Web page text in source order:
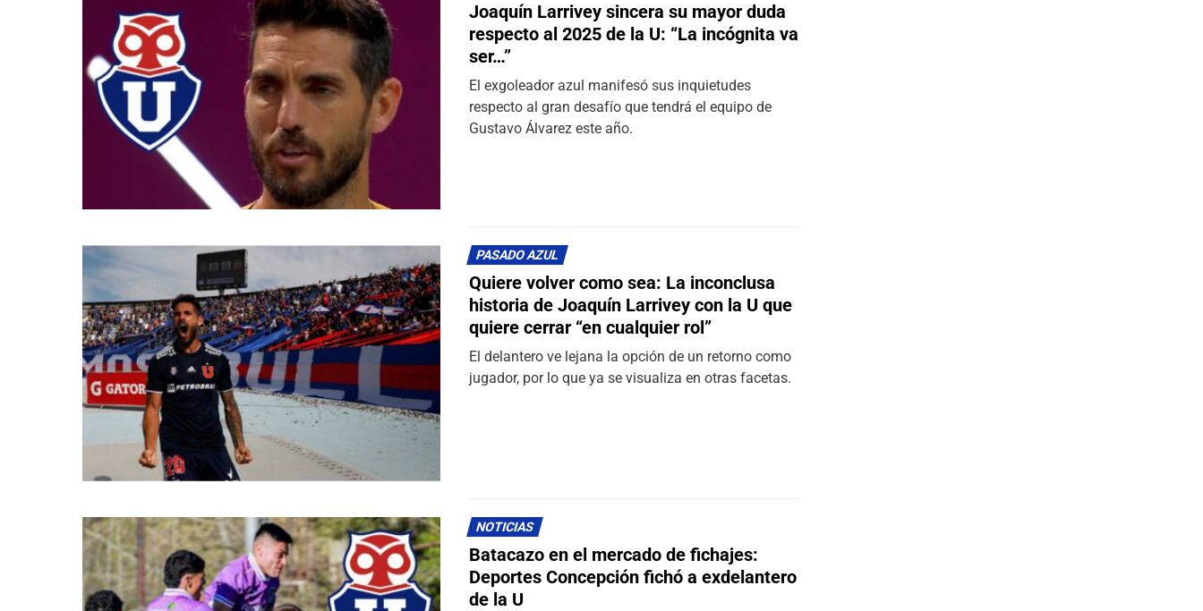
Joaquín Larrivey sincera su mayor duda
respecto al 2025 de la U: “La incógnita va
ser…”
El exgoleador azul manifesó sus inquietudes
respecto al gran desafío que tendrá el equipo de
Gustavo Álvarez este año.
PASADO AZUL
Quiere volver como sea: La inconclusa
historia de Joaquín Larrivey con la U que
quiere cerrar “en cualquier rol”
El delantero ve lejana la opción de un retorno como
jugador, por lo que ya se visualiza en otras facetas.
NOTICIAS
Batacazo en el mercado de fichajes:
Deportes Concepción fichó a exdelantero
de la U